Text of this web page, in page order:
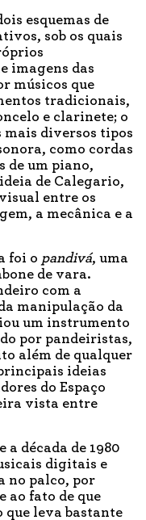
esquemas de
sob os quais
imagens das
músicos que
tradicionais,
e clarinete; o
mais diversos tipos
como cordas
de um piano,
de Calegario,
entre os
a mecânica e a
foi o pandivá, uma
de vara.
com a
manipulação da
um instrumento
por pandeiristas,
além de qualquer
ideias
do Espaço
vista entre
a década de 1980
digitais e
no palco, por
ao fato de que
que leva bastante